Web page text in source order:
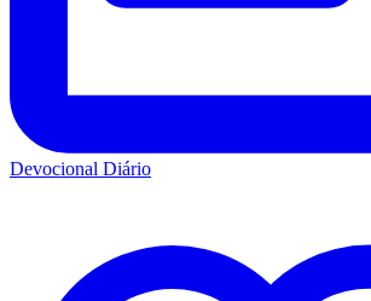
Devocional Diário